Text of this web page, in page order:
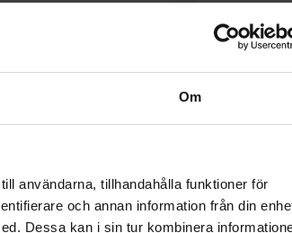
Om
användarna, tillhandahålla funktioner för
och annan information från din
Dessa kan i sin tur kombinera
Dancing
Lång somrig
vanilj, small.